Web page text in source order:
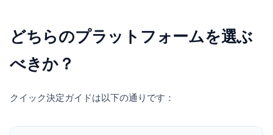
どちらのプラットフォームを選ぶ
べきか？
クイック決定ガイドは以下の通りです：